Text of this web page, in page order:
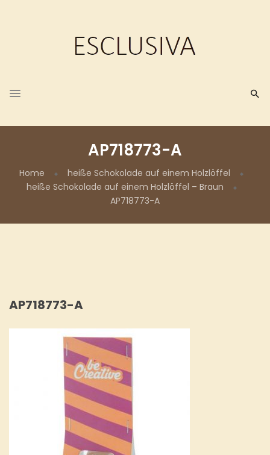
AP718773-A
Home
heiße Schokolade auf einem Holzlöffel
heiße Schokolade auf einem Holzlöffel – Braun
AP718773-A
AP718773-A